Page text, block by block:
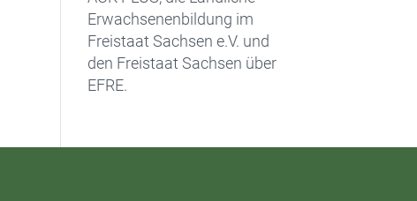
Erwachsenenbildung im
Freistaat Sachsen e.V. und
den Freistaat Sachsen über
EFRE.